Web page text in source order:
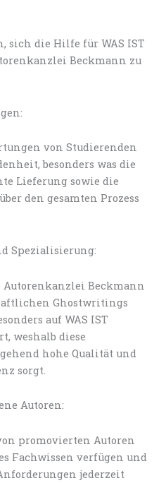
sich die Hilfe für WAS IST
Beckmann zu
von Studierenden
besonders was die
Lieferung sowie die
den gesamten Prozess
Spezialisierung:
Autorenkanzlei Beckmann
Ghostwritings
auf WAS IST
weshalb diese
hohe Qualität und
sorgt.
Autoren:
promovierten Autoren
Fachwissen verfügen und
jederzeit